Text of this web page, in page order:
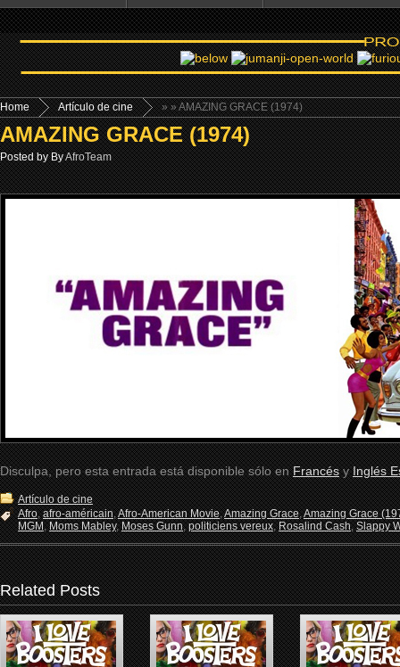
Home »
Artículo de cine » AMAZING GRACE (1974)
AMAZING GRACE (1974)
Posted by ByAfroTeam
Disculpa, pero esta entrada está disponible sólo enFrancésyInglés
Artículo de cine
Afro,afro-américain,Afro-American Movie,Amazing Grace,Amazing Grace
MGM,Moms Mabley,Moses Gunn,politiciens vereux,Rosalind Cash,Slappy
Related Posts